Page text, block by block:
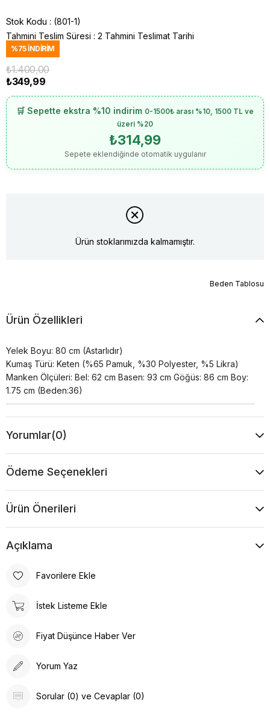
Stok Kodu
(801-1)
Tahmini Teslim Süresi : 2 Tahmini Teslimat Tarihi
%75İNDIRIM
₺1.400,00
₺349,99
🛒 Sepette ekstra %10 indirim 0-1500₺ arası %10, 1500 TL ve
üzeri %20
₺314,99
Sepete eklendiğinde otomatik uygulanır
Ürün stoklarımızda kalmamıştır.
Beden Tablosu
Ürün Özellikleri
Yelek Boyu: 80 cm (Astarlıdır)
Kumaş Türü: Keten (%65 Pamuk, %30 Polyester, %5 Likra)
Manken Ölçüleri: Bel: 62 cm Basen: 93 cm Göğüs: 86 cm Boy:
1.75 cm (Beden:36)
Yorumlar(0)
Ödeme Seçenekleri
Ürün Önerileri
Açıklama
Favorilere Ekle
İstek Listeme Ekle
Fiyat Düşünce Haber Ver
Yorum Yaz
Sorular (0) ve Cevaplar (0)